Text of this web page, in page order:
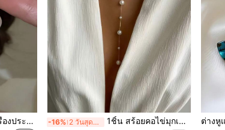
1 คู่ ต่างหูมุก เหมาะสำหรับเครื่องประดับ ของขวัญงานแต่งงาน ต่างหูฤดูเจ้าสาว -16% 2 วันสุดท้าย 1ชิ้น สร้อยคอไข่มุกเทียมสำหรับผู้หญิง เหมาะสำหรับสวมใส่ในวันวาเลนไทน์ ของขวัญสำหรับเพื่อน (ขนาดและตำแหน่งไข่มุกแบบสุ่ม)